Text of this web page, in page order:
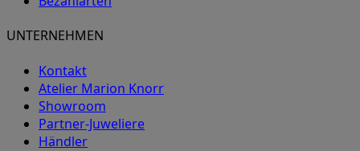
UNTERNEHMEN
Kontakt
Atelier Marion Knorr
Showroom
Partner-Juweliere
Händler